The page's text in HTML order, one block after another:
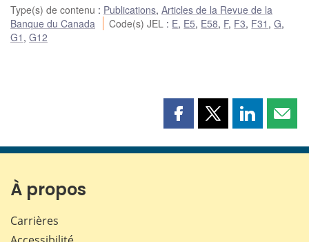
Type(s) de contenu : Publications, Articles de la Revue de la
Banque du Canada
Code(s) JEL : E, E5, E58, F, F3, F31 ,G,
G1 , G12
Partager
page
Partager
page
Partager
page page
À propos
Carrières